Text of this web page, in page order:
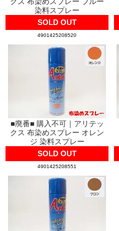
染料スプレー
SOLD OUT
4901425208520
■廃番■ 購入不可｜アリテッ
クス 布染めスプレー オレン
ジ 染料スプレー
SOLD OUT
4901425208551